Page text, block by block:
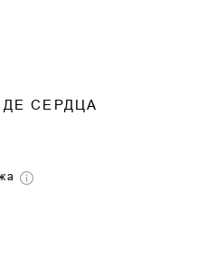
СЕРДЦА